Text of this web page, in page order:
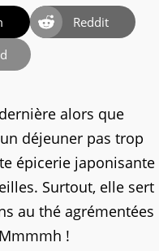
Reddit
alors que
déjeuner pas trop
épicerie japonisante
Surtout, elle sert
au thé agrémentées
!